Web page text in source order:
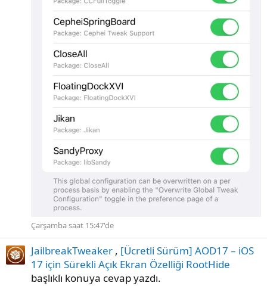
Çarşamba saat 15:47'de
JailbreakTweaker , [Ücretli Sürüm] AOD17 – iOS
17 için Sürekli Açık Ekran Özelliği RootHide
başlıklı konuya cevap yazdı.